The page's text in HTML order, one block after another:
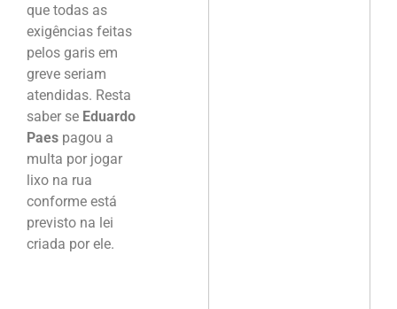
que todas as
exigências feitas
pelos garis em
greve seriam
atendidas. Resta
saber se Eduardo
Paes pagou a
multa por jogar
lixo na rua
conforme está
previsto na lei
criada por ele.